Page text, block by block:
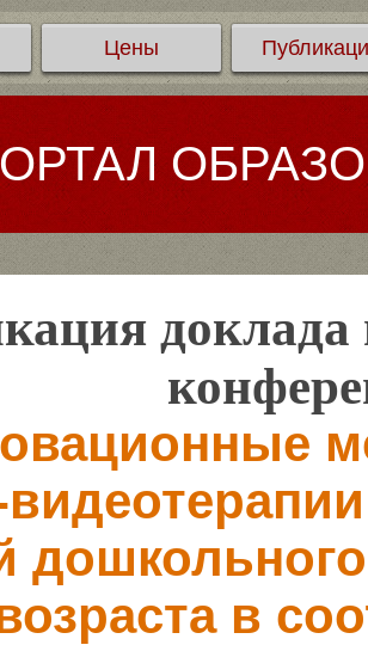
Цены
доклада
в